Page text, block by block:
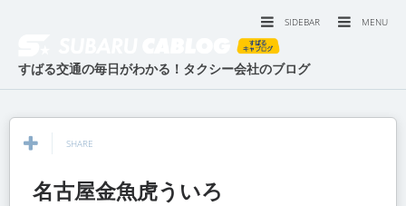
MENU
SIDEBAR
すばる交通の毎日がわかる！タクシー会社のブログ
SHARE
名古屋金魚虎ういろ